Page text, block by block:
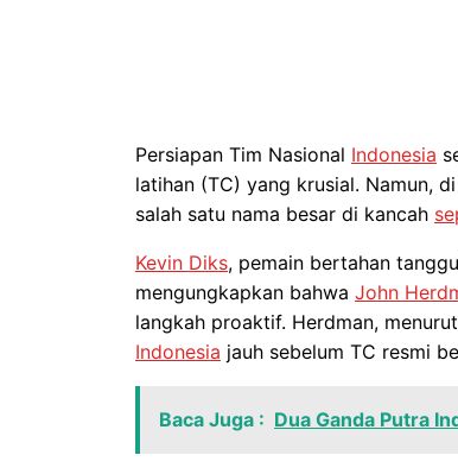
Persiapan Tim Nasional Indonesia
latihan (TC) yang krusial. Namun,
salah satu nama besar di kancah
Kevin Diks, pemain bertahan
mengungkapkan bahwa John
langkah proaktif. Herdman,
Indonesia jauh sebelum TC resmi
Baca Juga : Dua Ganda Putra